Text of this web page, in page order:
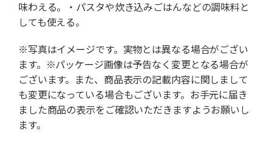
味わえる。・パスタや炊き込みごはんなどの調味料と
しても使える。
※写真はイメージです。実物とは異なる場合がござい
ます。※パッケージ画像は予告なく変更となる場合が
ございます。また、商品表示の記載内容に関しまして
も変更になっている場合もございます。お手元に届き
ました商品の表示をご確認いただきますようお願いし
ます。